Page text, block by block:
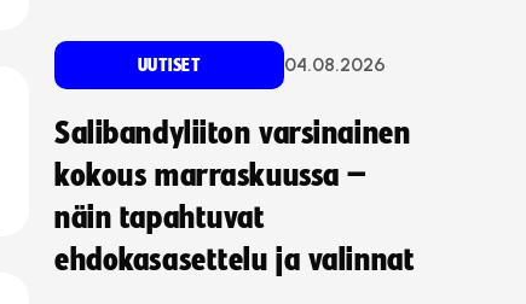
UUTISET 04.08.2026
Salibandyliiton varsinainen
kokous marraskuussa –
näin tapahtuvat
ehdokasasettelu ja valinnat